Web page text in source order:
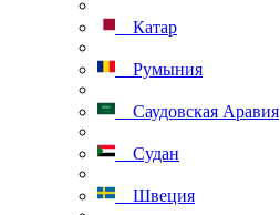
Катар
Румыния
Саудовская Аравия
Судан
Швеция